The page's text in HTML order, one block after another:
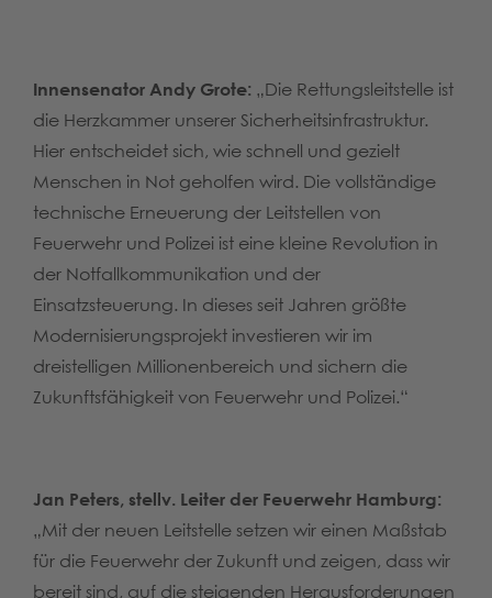
Innensenator Andy Grote: „Die Rettungsleitstelle ist
die Herzkammer unserer Sicherheitsinfrastruktur.
Hier entscheidet sich, wie schnell und gezielt
Menschen in Not geholfen wird. Die vollständige
technische Erneuerung der Leitstellen von
Feuerwehr und Polizei ist eine kleine Revolution in
der Notfallkommunikation und der
Einsatzsteuerung. In dieses seit Jahren größte
Modernisierungsprojekt investieren wir im
dreistelligen Millionenbereich und sichern die
Zukunftsfähigkeit von Feuerwehr und Polizei.“
Jan Peters, stellv. Leiter der Feuerwehr Hamburg:
„Mit der neuen Leitstelle setzen wir einen Maßstab
für die Feuerwehr der Zukunft und zeigen, dass wir
bereit sind, auf die steigenden Herausforderungen